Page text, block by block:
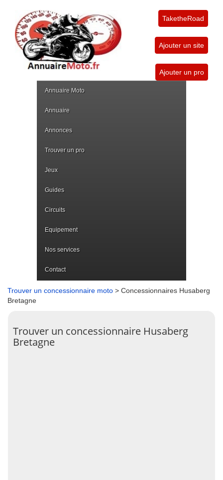
TaketheRoad
Ajouter un site
Ajouter un pro
Annuaire Moto
Annuaire
Annonces
Trouver un pro
Jeux
Guides
Circuits
Equipement
Nos services
Contact
Trouver un concessionnaire moto > Concessionnaires Husaberg
Bretagne
Trouver un concessionnaire Husaberg
Bretagne